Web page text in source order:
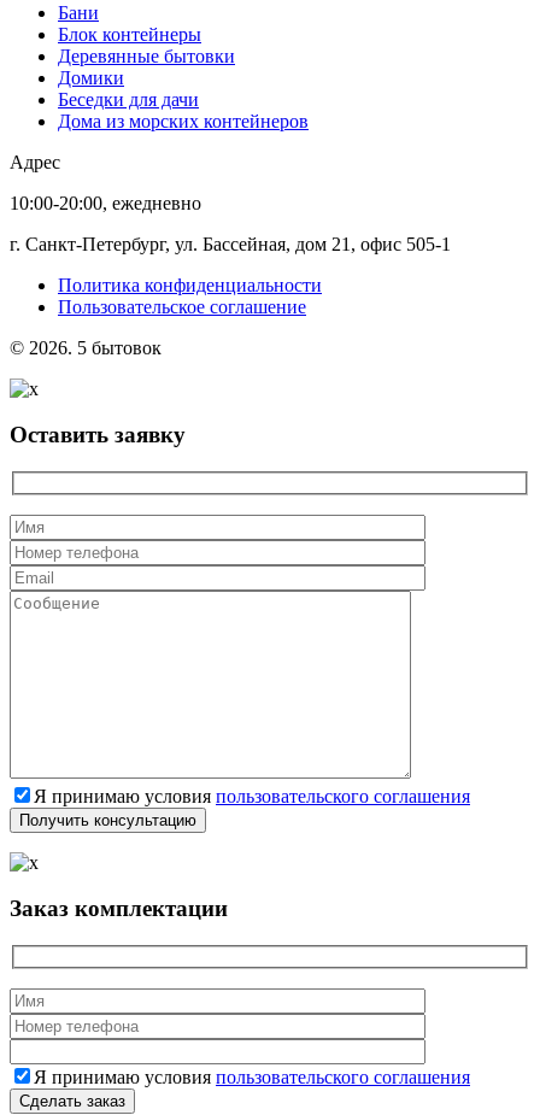
Бани
Блок контейнеры
Деревянные бытовки
Домики
Беседки для дачи
Дома из морских контейнеров
Адрес
10:00-20:00, ежедневно
г. Санкт-Петербург, ул. Бассейная, дом 21, офис 505-1
Политика конфиденциальности
Пользовательское соглашение
© 2026. 5 бытовок
Оставить заявку
Я принимаю условия пользовательского соглашения
Заказ комплектации
Я принимаю условия пользовательского соглашения